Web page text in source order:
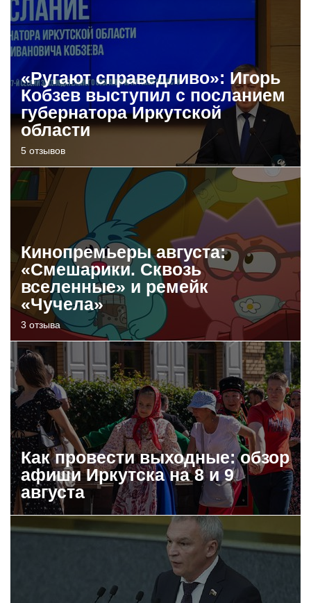
«Ругают справедливо»: Игорь
Кобзев выступил с посланием
губернатора Иркутской
области
5 отзывов
Кинопремьеры августа:
«Смешарики. Сквозь
вселенные» и ремейк
«Чучела»
3 отзыва
Как провести выходные: обзор
афиши Иркутска на 8 и 9
августа